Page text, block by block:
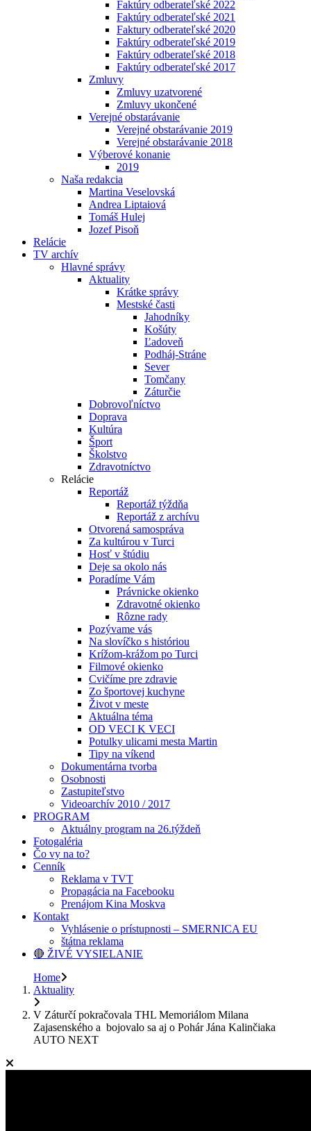
Faktúry odberateľské 2022
Faktúry odberateľské 2021
Faktury odberateľské 2020
Faktúry odberateľské 2019
Faktúry odberateľské 2018
Faktúry odberateľské 2017
Zmluvy
Zmluvy uzatvorené
Zmluvy ukončené
Verejné obstarávanie
Verejné obstarávanie 2019
Verejné obstarávanie 2018
Výberové konanie
2019
Naša redakcia
Martina Veselovská
Andrea Liptaiová
Tomáš Hulej
Jozef Pisoň
Relácie
TV archív
Hlavné správy
Aktuality
Krátke správy
Mestské časti
Jahodníky
Košúty
Ľadoveň
Podháj-Stráne
Sever
Tomčany
Záturčie
Dobrovoľníctvo
Doprava
Kultúra
Šport
Školstvo
Zdravotníctvo
Relácie
Reportáž
Reportáž týždňa
Reportáž z archívu
Otvorená samospráva
Za kultúrou v Turci
Hosť v štúdiu
Deje sa okolo nás
Poradíme Vám
Právnicke okienko
Zdravotné okienko
Rôzne rady
Pozývame vás
Na slovíčko s históriou
Krížom-krážom po Turci
Filmové okienko
Cvičíme pre zdravie
Zo športovej kuchyne
Život v meste
Aktuálna téma
OD VECI K VECI
Potulky ulicami mesta Martin
Tipy na víkend
Dokumentárna tvorba
Osobnosti
Zastupiteľstvo
Videoarchív 2010 / 2017
PROGRAM
Aktuálny program na 26.týždeň
Fotogaléria
Čo vy na to?
Cenník
Reklama v TVT
Propagácia na Facebooku
Prenájom Kina Moskva
Kontakt
Vyhlásenie o prístupnosti – SMERNICA EU
štátna reklama
🔴 ŽIVÉ VYSIELANIE
Home
Aktuality
V Záturčí pokračovala THL Memoriálom Milana
Zajasenského a bojovalo sa aj o Pohár Jána Kalinčiaka
AUTO NEXT